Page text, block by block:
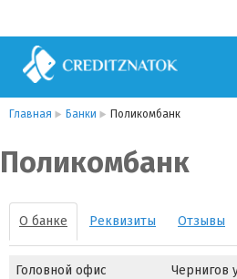
Главная Банки Поликомбанк
Поликомбанк
О банке Реквизиты Отзывы
Головной офис
Чернигов